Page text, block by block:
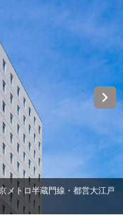
メトロ半蔵門線・都営大江戸